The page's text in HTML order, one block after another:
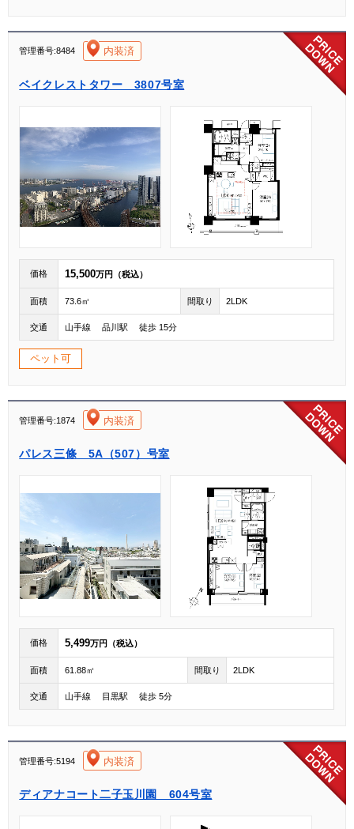
管理番号:8484 内装済
ベイクレストタワー 3807号室
価格 15,500万円（税込）
面積 73.6㎡ 間取り 2LDK
交通 山手線 品川駅 徒歩 15分
ペット可
[004]
管理番号:1874 内装済
パレス三條 5A（507）号室
価格 5,499万円（税込）
面積 61.88㎡ 間取り 2LDK
交通 山手線 目黒駅 徒歩 5分
[004]
管理番号:5194 内装済
ディアナコート二子玉川園 604号室
[004]